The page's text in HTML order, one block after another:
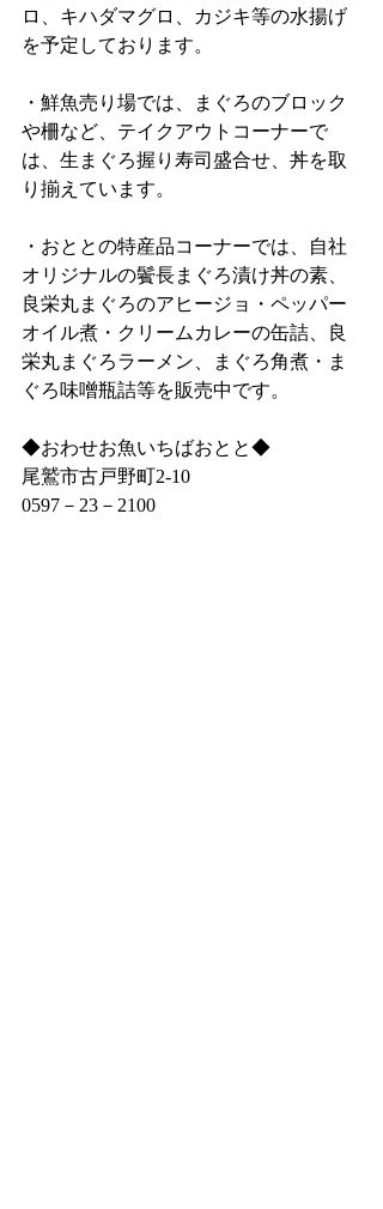
ロ、キハダマグロ、カジキ等の水揚げ
を予定しております。
・鮮魚売り場では、まぐろのブロック
や柵など、テイクアウトコーナーで
は、生まぐろ握り寿司盛合せ、丼を取
り揃えています。
・おととの特産品コーナーでは、自社
オリジナルの鬢長まぐろ漬け丼の素、
良栄丸まぐろのアヒージョ・ペッパー
オイル煮・クリームカレーの缶詰、良
栄丸まぐろラーメン、まぐろ角煮・ま
ぐろ味噌瓶詰等を販売中です。
◆おわせお魚いちばおとと◆
尾鷲市古戸野町2‐10
0597－23－2100